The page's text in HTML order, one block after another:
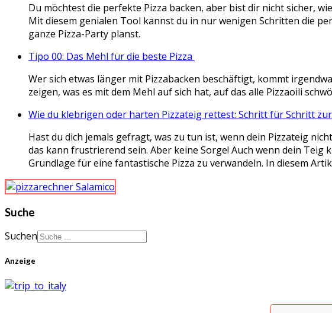
Du möchtest die perfekte Pizza backen, aber bist dir nicht sicher,
Mit diesem genialen Tool kannst du in nur wenigen Schritten die
ganze Pizza-Party planst.
Tipo 00: Das Mehl für die beste Pizza
Wer sich etwas länger mit Pizzabacken beschäftigt, kommt
zeigen, was es mit dem Mehl auf sich hat, auf das alle Pizzaoili
Wie du klebrigen oder harten Pizzateig rettest: Schritt für Schritt
Hast du dich jemals gefragt, was zu tun ist, wenn dein Pizzateig
das kann frustrierend sein. Aber keine Sorge! Auch wenn dein
Grundlage für eine fantastische Pizza zu verwandeln. In diesem
Suche
Suchen
Anzeige